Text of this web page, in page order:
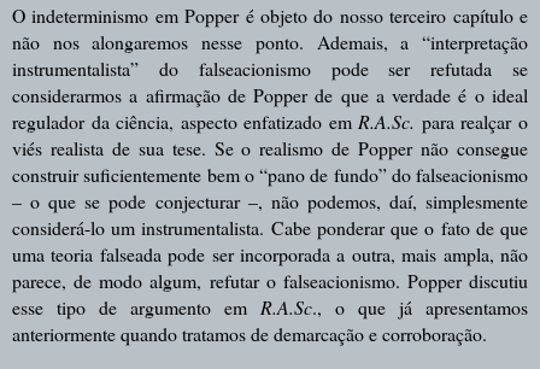
O indeterminismo em Popper é objeto do nosso terceiro capítulo e
não nos alongaremos nesse ponto. Ademais, a “interpretação
instrumentalista” do falseacionismo pode ser refutada se
considerarmos a afirmação de Popper de que a verdade é o ideal
regulador da ciência, aspecto enfatizado em R.A.Sc. para realçar o
viés realista de sua tese. Se o realismo de Popper não consegue
construir suficientemente bem o “pano de fundo” do falseacionismo
– o que se pode conjecturar –, não podemos, daí, simplesmente
considerá-lo um instrumentalista. Cabe ponderar que o fato de que
uma teoria falseada pode ser incorporada a outra, mais ampla, não
parece, de modo algum, refutar o falseacionismo. Popper discutiu
esse tipo de argumento em R.A.Sc., o que já apresentamos
anteriormente quando tratamos de demarcação e corroboração.